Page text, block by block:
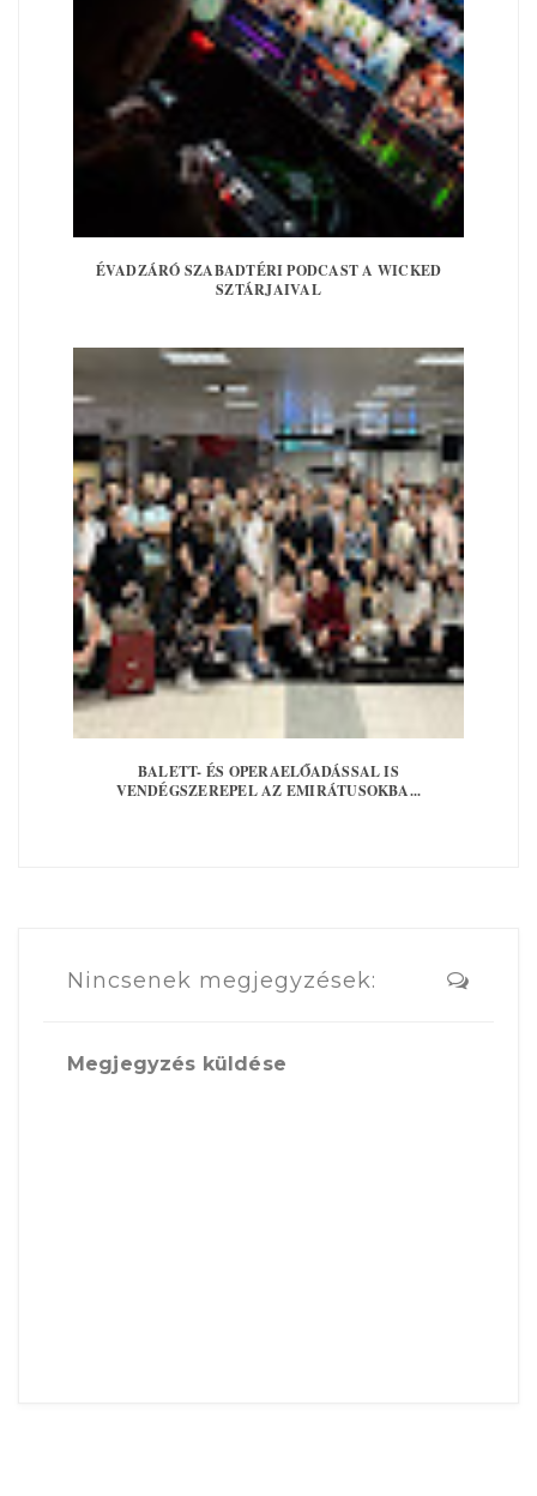
ÉVADZÁRÓ SZABADTÉRI PODCAST A WICKED
SZTÁRJAIVAL
BALETT- ÉS OPERAELŐADÁSSAL IS
VENDÉGSZEREPEL AZ EMIRÁTUSOKBA...
Nincsenek megjegyzések:
Megjegyzés küldése